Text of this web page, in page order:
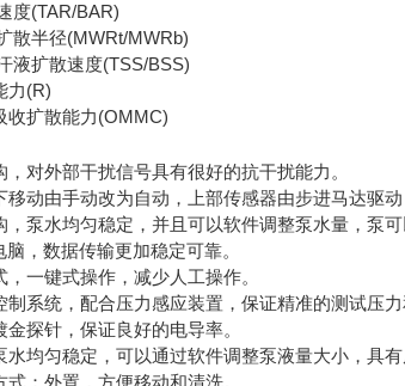
度(TAR/BAR)
散半径(MWRt/MWRb)
液扩散速度(TSS/BSS)
力(R)
收扩散能力(OMMC)
，对外部干扰信号具有很好的抗干扰能力。
移动由手动改为自动，上部传感器由步进马达驱
，泵水均匀稳定，并且可以软件调整泵水量，泵
，数据传输更加稳定可靠。
一键式操作，减少人工操作。
制系统，配合压力感应装置，保证精准的测试压力
探针，保证良好的电导率。
水均匀稳定，可以通过软件调整泵液量大小，具
：外置，方便移动和清洗。